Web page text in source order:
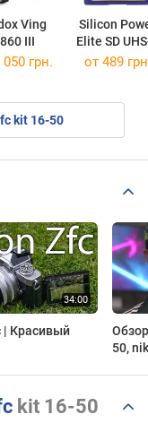
Ving
III
Silicon
Elite SD
Class 10
грн. от 489
kit 16-50
| Красивый
50,
kit 16-50